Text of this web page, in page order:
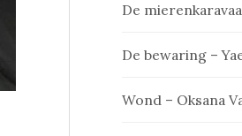
De
De bewaring –
Wond – Oksana